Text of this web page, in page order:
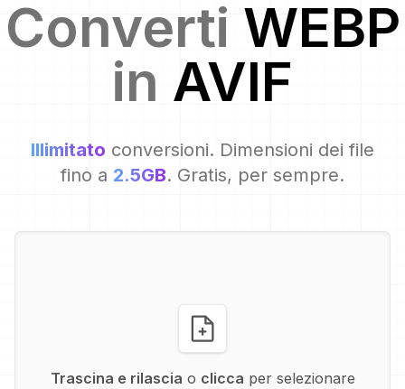
Converti WEBP
in AVIF
Illimitato conversioni. Dimensioni dei file
fino a 2.5GB. Gratis, per sempre.
Trascina e rilascia o clicca per selezionare